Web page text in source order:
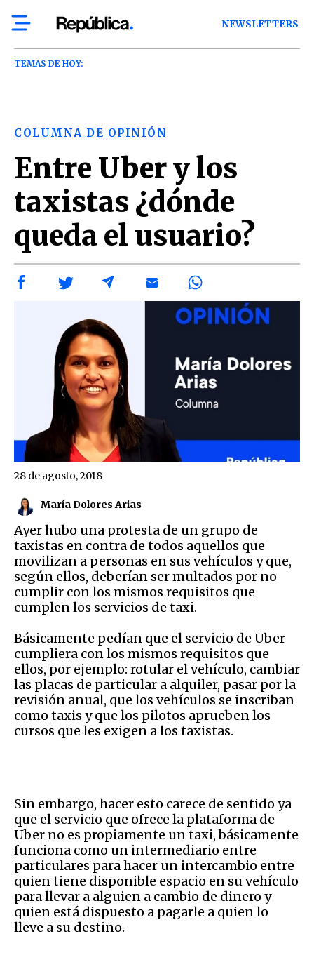
NEWSLETTERS
TEMAS DE HOY:
COLUMNA DE OPINIÓN
Entre Uber y los
taxistas ¿dónde
queda el usuario?
María Dolores Arias
28 de agosto, 2018
Ayer hubo una protesta de un grupo de
taxistas en contra de todos aquellos que
movilizan a personas en sus vehículos y que,
según ellos, deberían ser multados por no
cumplir con los mismos requisitos que
cumplen los servicios de taxi.
Básicamente pedían que el servicio de Uber
cumpliera con los mismos requisitos que
ellos, por ejemplo: rotular el vehículo, cambiar
las placas de particular a alquiler, pasar por la
revisión anual, que los vehículos se inscriban
como taxis y que los pilotos aprueben los
cursos que les exigen a los taxistas.
Sin embargo, hacer esto carece de sentido ya
que el servicio que ofrece la plataforma de
Uber no es propiamente un taxi, básicamente
funciona como un intermediario entre
particulares para hacer un intercambio entre
quien tiene disponible espacio en su vehículo
para llevar a alguien a cambio de dinero y
quien está dispuesto a pagarle a quien lo
lleve a su destino.